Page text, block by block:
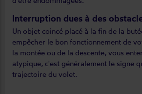
Interruption dues à des
Un objet coincé placé à la fin de la
empêcher le bon fonctionnement de
la montée ou de la descente, vous
atypique, c'est généralement le signe
trajectoire du volet.